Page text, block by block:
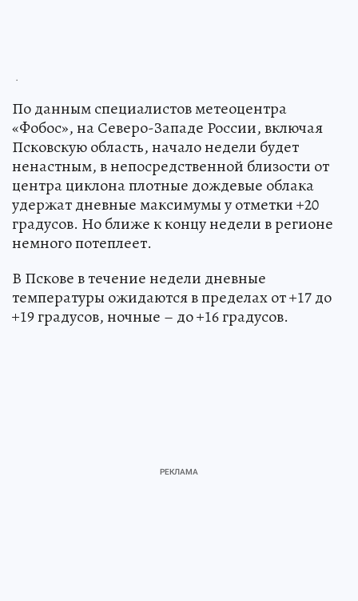
.
По данным специалистов метеоцентра
«Фобос», на Северо-Западе России, включая
Псковскую область, начало недели будет
ненастным, в непосредственной близости от
центра циклона плотные дождевые облака
удержат дневные максимумы у отметки +20
градусов. Но ближе к концу недели в регионе
немного потеплеет.
В Пскове в течение недели дневные
температуры ожидаются в пределах от +17 до
+19 градусов, ночные – до +16 градусов.